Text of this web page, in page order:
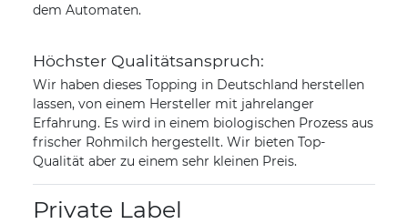
dem Automaten.
Höchster Qualitätsanspruch:
Wir haben dieses Topping in Deutschland herstellen
lassen, von einem Hersteller mit jahrelanger
Erfahrung. Es wird in einem biologischen Prozess aus
frischer Rohmilch hergestellt. Wir bieten Top-
Qualität aber zu einem sehr kleinen Preis.
Private Label